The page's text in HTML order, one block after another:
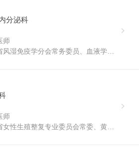
市医疗事故鉴定委员会专家成员、黄
员会专家成员。皖南医学院外......
分泌科
师
湿免疫学分会常务委员、血液学分
授。从事医学临床工作三十余年。曾
附属第一人民医......
师
性生殖整复专业委员会常委、黄山